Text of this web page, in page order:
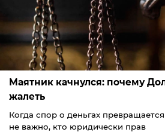
Маятник качнулся: почему
жалеть
Когда спор о деньгах
не важно, кто юридически прав